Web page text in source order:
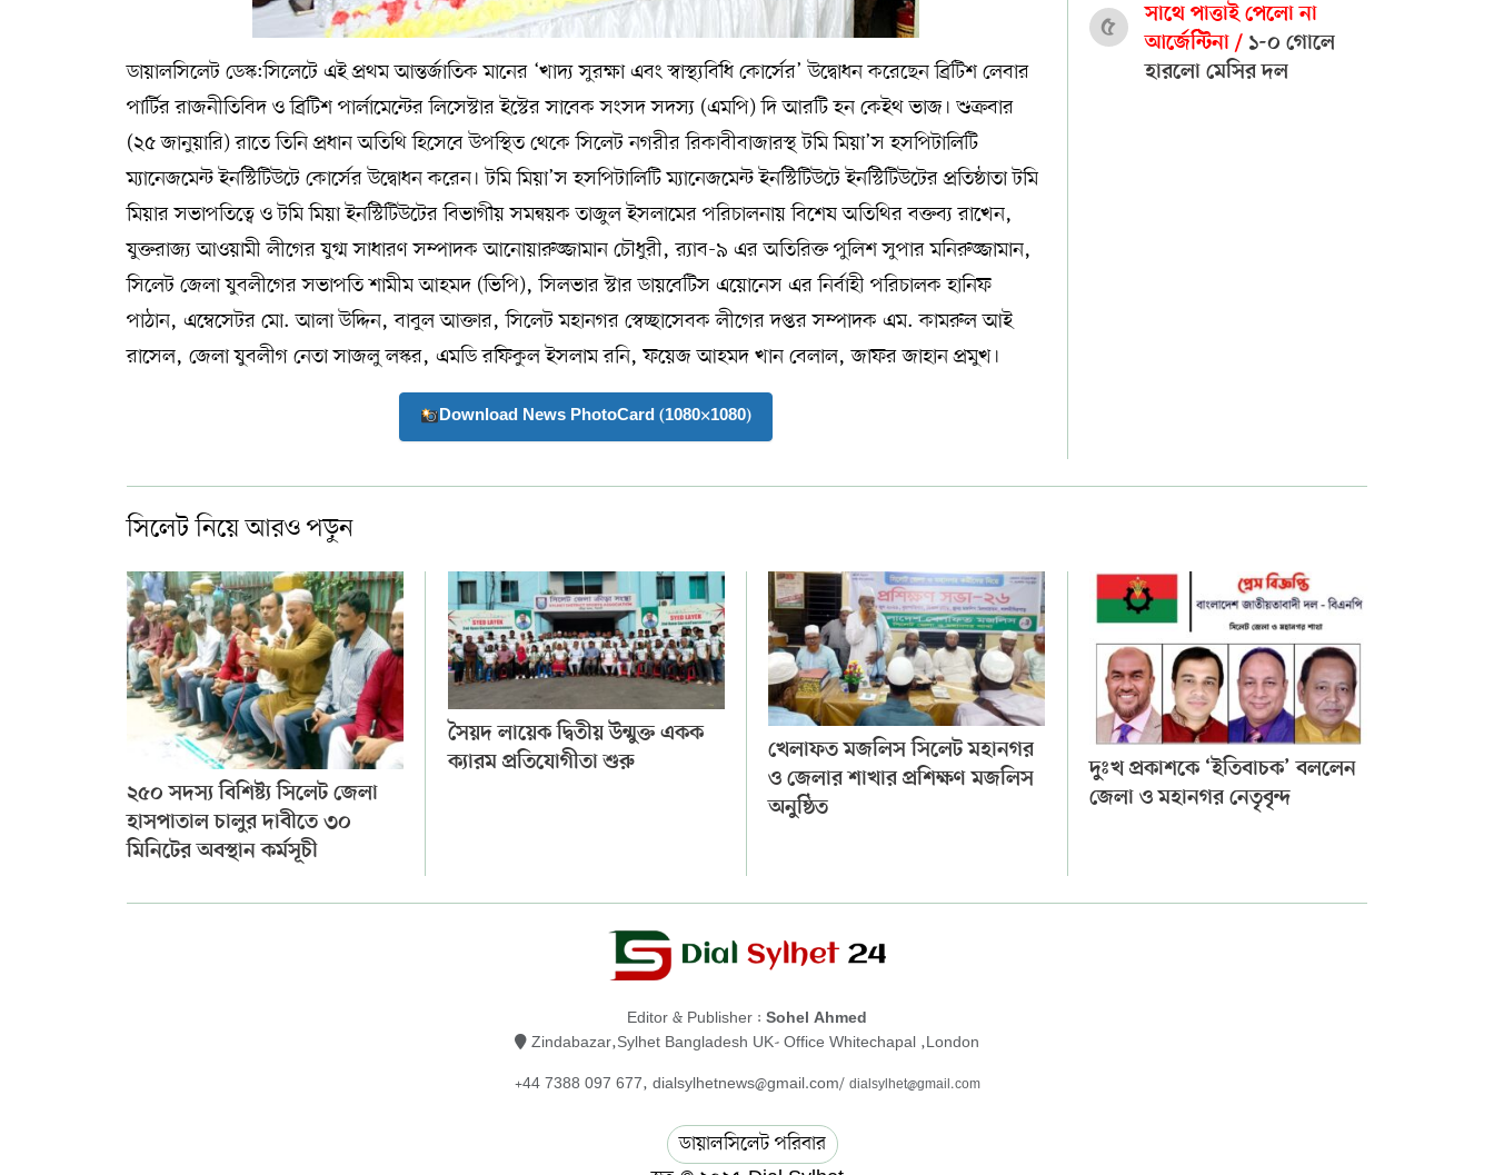
ডায়ালসিলেট ডেস্ক:সিলেটে এই প্রথম আন্তর্জাতিক মানের ‘খাদ্য সুরক্ষা এবং স্বাস্থ্যবিধি কোর্সের’ উদ্বোধন করেছেন ব্রিটিশ লেবার
পার্টির রাজনীতিবিদ ও ব্রিটিশ পার্লামেন্টের লিসেস্টার ইস্টের সাবেক সংসদ সদস্য (এমপি) দি আরটি হন কেইথ ভাজ। শুক্রবার
(২৫ জানুয়ারি) রাতে তিনি প্রধান অতিথি হিসেবে উপস্থিত থেকে সিলেট নগরীর রিকাবীবাজারস্থ টমি মিয়া’স হসপিটালিটি
ম্যানেজমেন্ট ইনস্টিটিউটে কোর্সের উদ্বোধন করেন। টমি মিয়া’স হসপিটালিটি ম্যানেজমেন্ট ইনস্টিটিউটে ইনস্টিটিউটের প্রতিষ্ঠাতা টমি
মিয়ার সভাপতিত্বে ও টমি মিয়া ইনস্টিটিউটের বিভাগীয় সমন্বয়ক তাজুল ইসলামের পরিচালনায় বিশেষ অতিথির বক্তব্য রাখেন,
যুক্তরাজ্য আওয়ামী লীগের যুগ্ম সাধারণ সম্পাদক আনোয়ারুজ্জামান চৌধুরী, র‌্যাব-৯ এর অতিরিক্ত পুলিশ সুপার মনিরুজ্জামান,
সিলেট জেলা যুবলীগের সভাপতি শামীম আহমদ (ভিপি), সিলভার স্টার ডায়বেটিস এয়োনেস এর নির্বাহী পরিচালক হানিফ
পাঠান, এম্বেসেটর মো. আলা উদ্দিন, বাবুল আক্তার, সিলেট মহানগর স্বেচ্ছাসেবক লীগের দপ্তর সম্পাদক এম. কামরুল আই
রাসেল, জেলা যুবলীগ নেতা সাজলু লস্কর, এমডি রফিকুল ইসলাম রনি, ফয়েজ আহমদ খান বেলাল, জাফর জাহান প্রমুখ।
Download News PhotoCard (1080×1080)
৫
সাথে পাত্তাই পেলো না
আর্জেন্টিনা / ১-০ গোলে
হারলো মেসির দল
সিলেট নিয়ে আরও পড়ুন
২৫০ সদস্য বিশিষ্ট্য সিলেট জেলা
হাসপাতাল চালুর দাবীতে ৩০
মিনিটের অবস্থান কর্মসূচী
সৈয়দ লায়েক দ্বিতীয় উন্মুক্ত একক
ক্যারম প্রতিযোগীতা শুরু
খেলাফত মজলিস সিলেট মহানগর
ও জেলার শাখার প্রশিক্ষণ মজলিস
অনুষ্ঠিত
দুঃখ প্রকাশকে ‘ইতিবাচক’ বললেন
জেলা ও মহানগর নেতৃবৃন্দ
Editor & Publisher : Sohel Ahmed
Zindabazar,Sylhet Bangladesh UK- Office Whitechapal ,London
+44 7388 097 677, dialsylhetnews@gmail.com/ dialsylhet@gmail.com
ডায়ালসিলেট পরিবার